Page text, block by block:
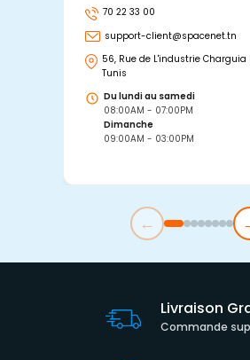
70 22 33 00
support-client@spacenet.tn
56, Rue de L'industrie Charguia
Tunis
Du lundi au samedi
08:00AM - 07:00PM
Dimanche
09:00AM - 03:00PM
←
Livraison
Commande